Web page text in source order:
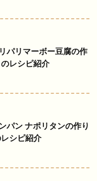
パリマーボー豆腐の作
レシピ紹介
パン ナポリタンの作り
シピ紹介